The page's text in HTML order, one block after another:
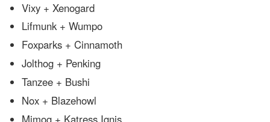
Vixy + Xenogard
Lifmunk + Wumpo
Foxparks + Cinnamoth
Jolthog + Penking
Tanzee + Bushi
Nox + Blazehowl
Mimog + Katress Ignis